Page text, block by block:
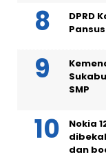
DPRD
SMP
Nokia
dan